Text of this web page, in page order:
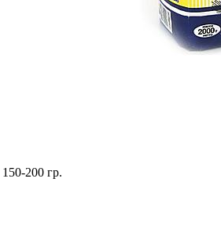
150-200 гр.